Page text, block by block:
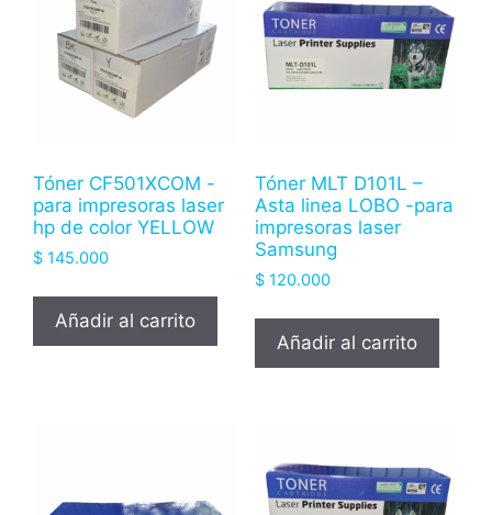
Tóner CF501XCOM -
para impresoras laser
hp de color YELLOW
$ 145.000
Añadir al carrito
Tóner MLT D101L –
Asta linea LOBO -para
impresoras laser
Samsung
$120.000
Añadir al carrito